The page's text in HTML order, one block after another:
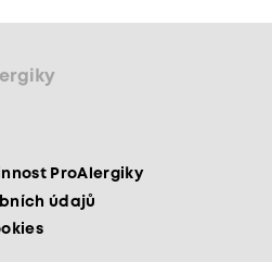
ProAlergiky
údajů